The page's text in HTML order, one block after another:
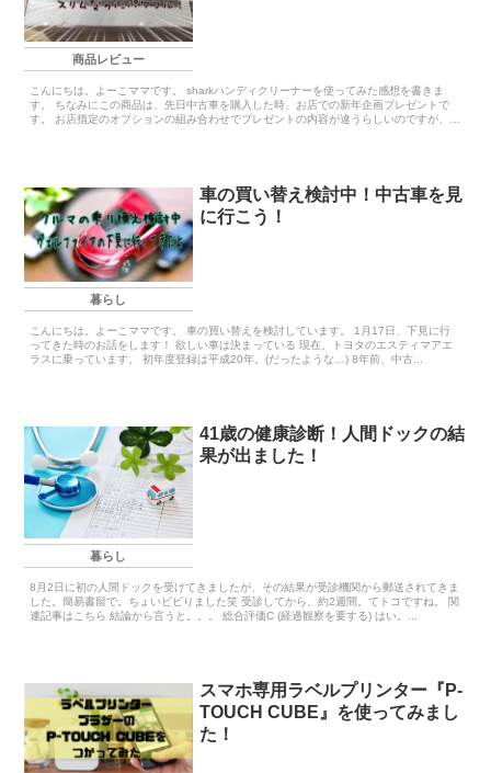
商品レビュー
こんにちは。よーこママです。 sharkハンディクリーナーを使ってみた感想を書きま
す。 ちなみにこの商品は、先日中古車を購入した時、お店での新年企画プレゼントで
す。 お店指定のオプションの組み合わせでプレゼントの内容が違うらしいのですが、
暮らし
車の買い替え検討中！中古車を見
に行こう！
こんにちは。よーこママです。 車の買い替えを検討しています。 1月17日、下見に行
ってきた時のお話をします！ 欲しい車は決まっている 現在、トヨタのエスティマアエ
ラスに乗っています。 初年度登録は平成20年。(だったような…) 8年前、中古...
暮らし
41歳の健康診断！人間ドックの結
果が出ました！
8月2日に初の人間ドックを受けてきましたが、その結果が受診機関から郵送されてきま
した。簡易書留で。ちょいビビりました笑 受診してから、約2週間。てトコですね。 関
連記事はこちら 結論から言うと。。。 総合評価C (経過観察を要する) はい。...
スマホ専用ラベルプリンター『P-
TOUCH CUBE』を使ってみまし
た！